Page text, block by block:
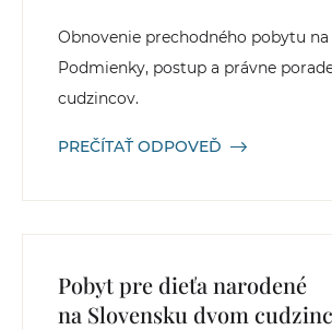
Obnovenie prechodného pobytu na
Podmienky, postup a právne
cudzincov.
PREČÍTAŤ ODPOVEĎ
Pobyt pre dieťa narodené
na Slovensku dvom